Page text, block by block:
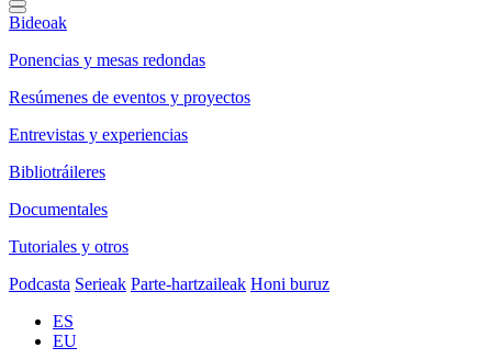
Bideoak
Ponencias y mesas redondas
Resúmenes de eventos y proyectos
Entrevistas y experiencias
Bibliotráileres
Documentales
Tutoriales y otros
Podcasta Serieak Parte-hartzaileak Honi buruz
ES
EU